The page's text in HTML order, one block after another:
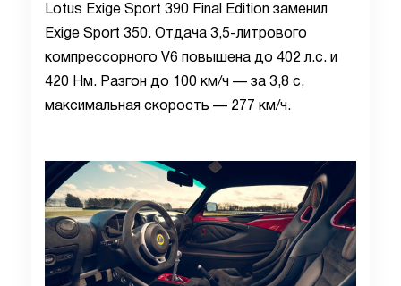
Lotus Exige Sport 390 Final Edition заменил
Exige Sport 350. Отдача 3,5-литрового
компрессорного V6 повышена до 402 л.с. и
420 Нм. Разгон до 100 км/ч — за 3,8 с,
максимальная скорость — 277 км/ч.